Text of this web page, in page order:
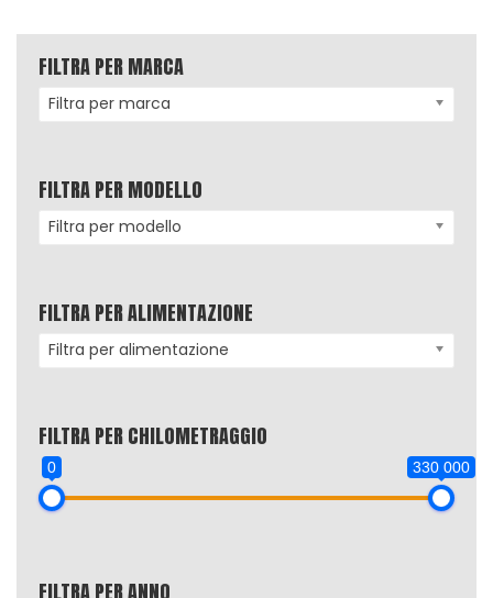
FILTRA PER MARCA
Filtra per marca
FILTRA PER MODELLO
Filtra per modello
FILTRA PER ALIMENTAZIONE
Filtra per alimentazione
FILTRA PER CHILOMETRAGGIO
0 330 000
FILTRA PER ANNO